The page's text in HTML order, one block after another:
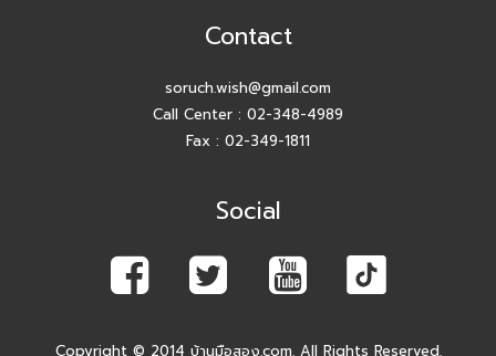
Contact
soruch.wish@gmail.com
Call Center : 02-348-4989
Fax : 02-349-1811
Social
Copyright © 2014 บ้านมือสอง.com. All Rights Reserved.